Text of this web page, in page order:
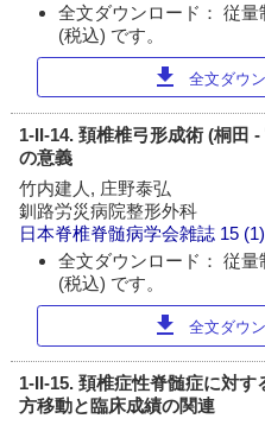
全文ダウンロード： 従
(税込) です。
download 全文ダウ
1-II-14. 頚椎椎弓形成術 (桐田
の意義
竹内建人, 庄野泰弘
釧路労災病院整形外科
日本脊椎脊髄病学会雑誌 15
全文ダウンロード： 従
(税込) です。
download 全文ダウ
1-II-15. 頚椎症性脊髄症に対
方移動と臨床成績の関連